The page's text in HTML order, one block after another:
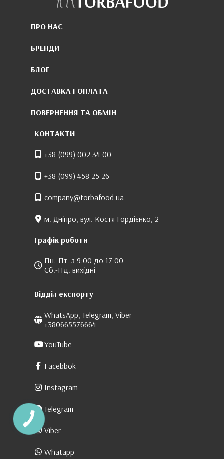
ПРО НАС
БРЕНДИ
БЛОГ
ДОСТАВКА І ОПЛАТА
ПОВЕРНЕННЯ ТА ОБМІН
КОНТАКТИ
+38 (099) 002 34 00
+38 (099) 458 25 26
company@torbafood.ua
м. Дніпро, вул. Костя Гордієнко, 2
Графік роботи
Пн.-Пт. з 9:00 до 17:00
Сб.-Нд. вихідні
Відділ експорту
WhatsApp, Telegram, Viber
+380665576664
YouTube
Facebbok
Instagram
Telegram
Viber
Whatapp